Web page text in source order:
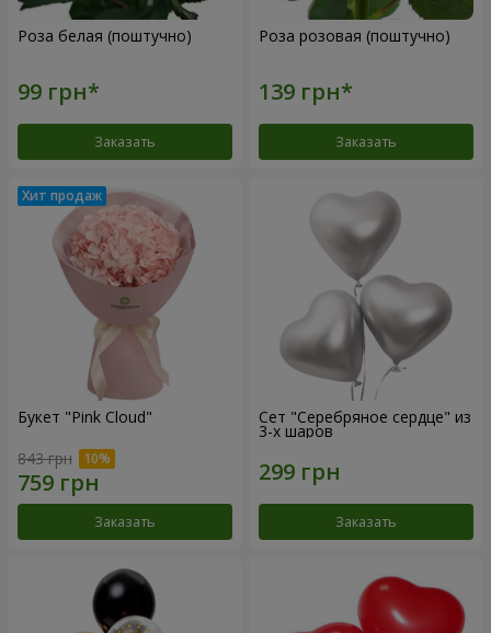
Роза белая (поштучно)
Заказать
Роза розовая (поштучно)
Заказать
Букет "Pink Cloud"
843 грн
Заказать
Сет "Серебряное сердце" из
3-х шаров
Заказать